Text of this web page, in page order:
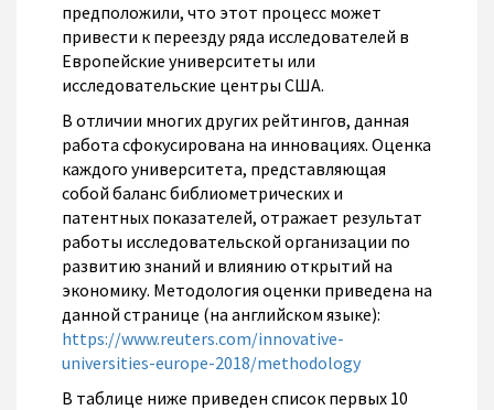
предположили, что этот процесс может
привести к переезду ряда исследователей в
Европейские университеты или
исследовательские центры США.
В отличии многих других рейтингов, данная
работа сфокусирована на инновациях. Оценка
каждого университета, представляющая
собой баланс библиометрических и
патентных показателей, отражает результат
работы исследовательской организации по
развитию знаний и влиянию открытий на
экономику. Методология оценки приведена на
данной странице (на английском языке):
https://www.reuters.com/innovative-
universities-europe-2018/methodology
В таблице ниже приведен список первых 10